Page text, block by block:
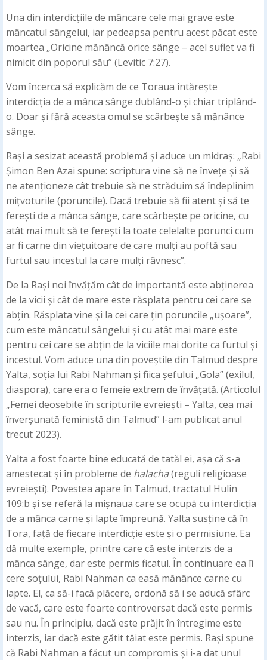
Una din interdicțiile de mâncare cele mai grave este
mâncatul sângelui, iar pedeapsa pentru acest păcat este
moartea „Oricine mănâncă orice sânge – acel suflet va fi
nimicit din poporul său” (Levitic 7:27).
Vom încerca să explicăm de ce Toraua întărește
interdicția de a mânca sânge dublând-o și chiar triplând-
o. Doar și fără aceasta omul se scârbește să mănânce
sânge.
Rași a sesizat această problemă și aduce un midraș: „Rabi
Șimon Ben Azai spune: scriptura vine să ne învețe și să
ne atenționeze cât trebuie să ne străduim să îndeplinim
mițvoturile (poruncile). Dacă trebuie să fii atent și să te
ferești de a mânca sânge, care scârbește pe oricine, cu
atât mai mult să te ferești la toate celelalte porunci cum
ar fi carne din viețuitoare de care mulți au poftă sau
furtul sau incestul la care mulți râvnesc”.
De la Rași noi învățăm cât de importantă este abținerea
de la vicii și cât de mare este răsplata pentru cei care se
abțin. Răsplata vine și la cei care țin poruncile „ușoare”,
cum este mâncatul sângelui și cu atât mai mare este
pentru cei care se abțin de la viciile mai dorite ca furtul și
incestul. Vom aduce una din poveștile din Talmud despre
Yalta, soția lui Rabi Nahman și fiica șefului „Gola” (exilul,
diaspora), care era o femeie extrem de învățată. (Articolul
„Femei deosebite în scripturile evreiești – Yalta, cea mai
înverșunată feministă din Talmud” l-am publicat anul
trecut 2023).
Yalta a fost foarte bine educată de tatăl ei, așa că s-a
amestecat și în probleme de halacha(reguli religioase
evreiești). Povestea apare în Talmud, tractatul Hulin
109:b și se referă la mișnaua care se ocupă cu interdicția
de a mânca carne și lapte împreună. Yalta susține că în
Tora, față de fiecare interdicție este și o permisiune. Ea
dă multe exemple, printre care că este interzis de a
mânca sânge, dar este permis ficatul. În continuare ea îi
cere soțului, Rabi Nahman ca easă mănânce carne cu
lapte. El, ca să-i facă plăcere, ordonă să i se aducă sfârc
de vacă, care este foarte controversat dacă este permis
sau nu. În principiu, dacă este prăjit în întregime este
interzis, iar dacă este gătit tăiat este permis. Rași spune
că Rabi Nahman a făcut un compromis și i-a dat unul